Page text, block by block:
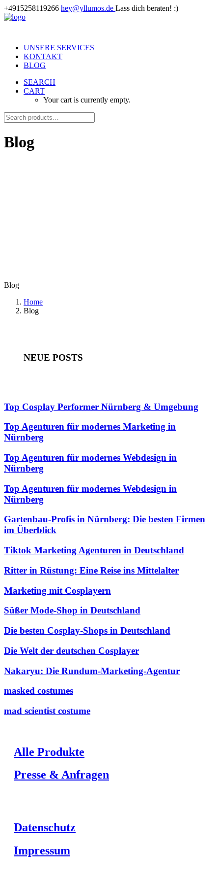
+4915258119266 hey@yllumos.de Lass dich beraten! :)
UNSERE SERVICES
KONTAKT
BLOG
SEARCH
CART
Your cart is currently empty.
Blog
Blog
Home
Blog
NEUE POSTS
Top Cosplay Performer Nürnberg & Umgebung
Top Agenturen für modernes Marketing in
Nürnberg
Top Agenturen für modernes Webdesign in
Nürnberg
Top Agenturen für modernes Webdesign in
Nürnberg
Gartenbau-Profis in Nürnberg: Die besten Firmen
im Überblick
Tiktok Marketing Agenturen in Deutschland
Ritter in Rüstung: Eine Reise ins Mittelalter
Marketing mit Cosplayern
Süßer Mode-Shop in Deutschland
Die besten Cosplay-Shops in Deutschland
Die Welt der deutschen Cosplayer
Nakaryu: Die Rundum-Marketing-Agentur
masked costumes
mad scientist costume
Alle Produkte
Presse & Anfragen
Datenschutz
Impressum